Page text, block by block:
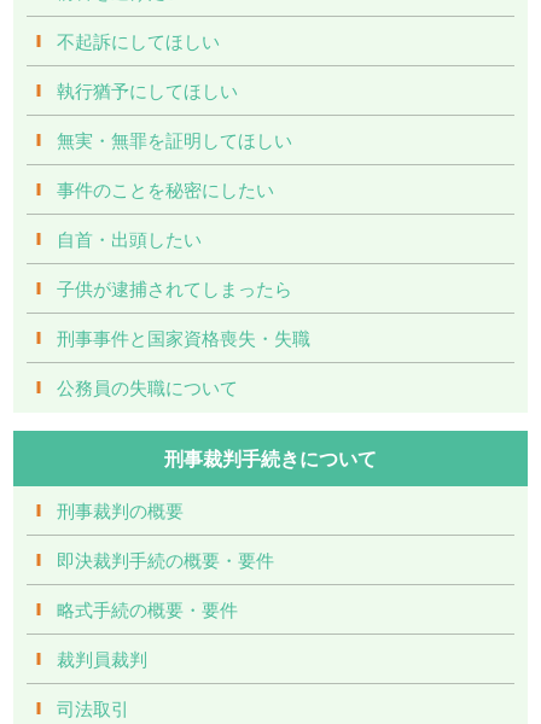
不起訴にしてほしい
執行猶予にしてほしい
無実・無罪を証明してほしい
事件のことを秘密にしたい
自首・出頭したい
子供が逮捕されてしまったら
刑事事件と国家資格喪失・失職
公務員の失職について
刑事裁判手続きについて
刑事裁判の概要
即決裁判手続の概要・要件
略式手続の概要・要件
裁判員裁判
司法取引